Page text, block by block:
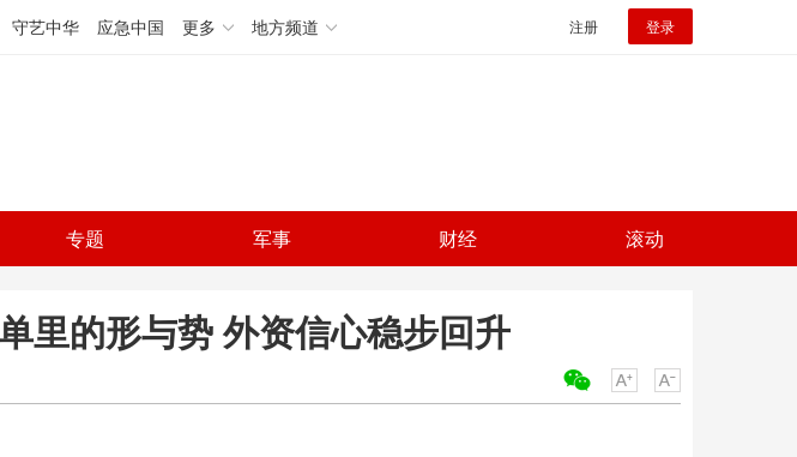
守艺中华 应急中国 更多 地方频道 注册 登录
专题 军事 财经 滚动
里的形与势 外资信心稳步回升